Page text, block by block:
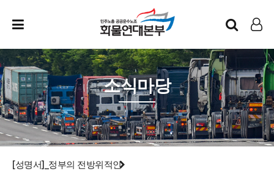
인트라넷
LOG IN
소식마당
[성명서]_정부의 전방위적인